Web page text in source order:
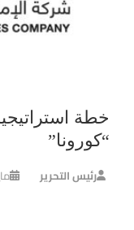
خطة
“كورونا”
رئيس التحرير مايو